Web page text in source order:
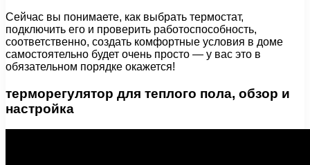
Сейчас вы понимаете, как выбрать термостат,
подключить его и проверить работоспособность,
соответственно, создать комфортные условия в доме
самостоятельно будет очень просто — у вас это в
обязательном порядке окажется!
терморегулятор для теплого пола, обзор и
настройка